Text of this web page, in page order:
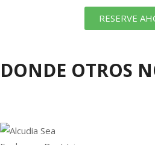
RESERVE
DONDE OTROS